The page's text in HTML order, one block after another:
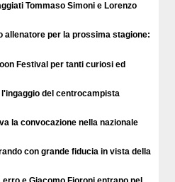
Tommaso Simoni e Lorenzo
allenatore per la prossima stagione:
Festival per tanti curiosi ed
del centrocampista
la convocazione nella nazionale
con grande fiducia in vista della